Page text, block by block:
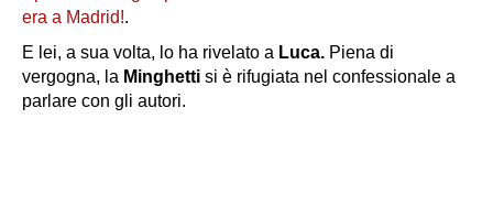
era a Madrid!.
E lei, a sua volta, lo ha rivelato a Luca. Piena di
vergogna, la Minghetti si è rifugiata nel confessionale a
parlare con gli autori.